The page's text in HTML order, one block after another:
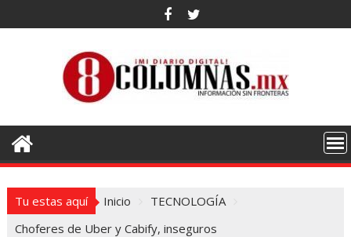
al
Tu estas aquí Inicio
TECNOLOGÍA
Choferes de Uber y Cabify, inseguros